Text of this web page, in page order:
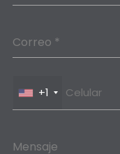
Correo *
+1
Mensaje